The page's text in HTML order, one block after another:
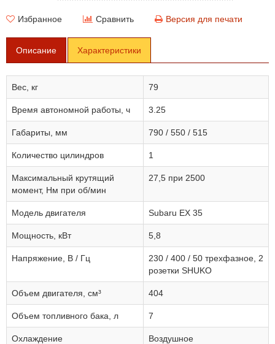
Избранное Сравнить Версия для печати
Описание Характеристики
Вес, кг 79
Время автономной работы, ч 3.25
Габариты, мм 790 / 550 / 515
Количество цилиндров 1
Максимальный крутящий
момент, Нм при об/мин
27,5 при 2500
Модель двигателя Subaru EX 35
Мощность, кВт 5,8
Напряжение, В / Гц
230 / 400 / 50 трехфазное, 2
розетки SHUKO
Объем двигателя, см³ 404
Объем топливного бака, л 7
Охлаждение Воздушное